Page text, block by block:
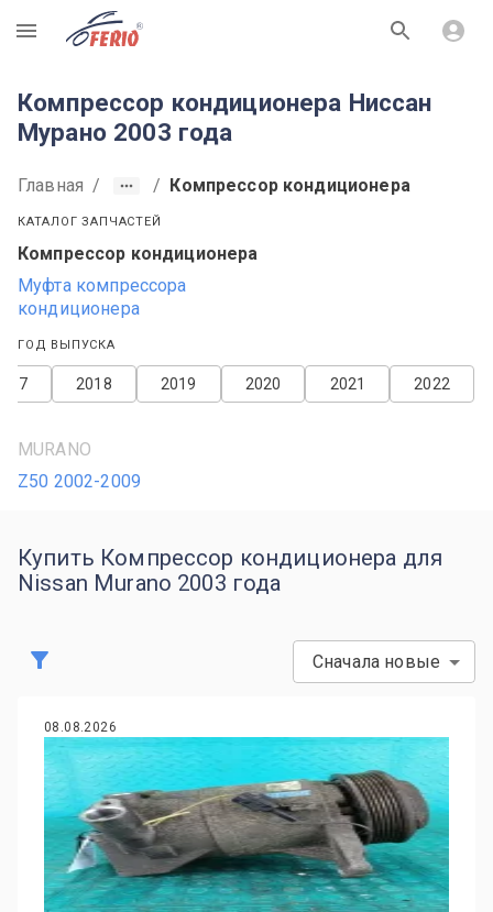
R
Компрессор кондиционера Ниссан
Мурано 2003 года
Главная / / Компрессор кондиционера
КАТАЛОГ ЗАПЧАСТЕЙ
Компрессор кондиционера
Муфта компрессора
кондиционера
ГОД ВЫПУСКА
2022
2021
2020
2019
2018
MURANO
Z50 2002-2009
Купить Компрессор кондиционера для
Nissan Murano 2003 года
Сначала новые
08.08.2026